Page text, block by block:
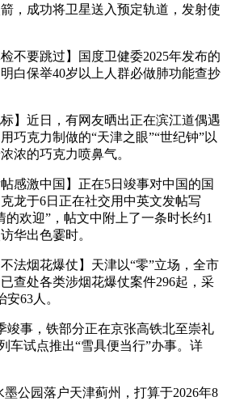
，成功将卫星送入预定轨道，发射使
要跳过】国度卫健委2025年发布的
白保举40岁以上人群必做肺功能查抄
近日，有网友晒出正在滨江道偶遇
巧克力制做的“天津之眼”“世纪钟”以
浓的巧克力喷鼻气。
激中国】正在5日竣事对中国的国
龙于6日正在社交用中英文发帖写
的欢迎”，帖文中附上了一条时长约1
华出色霎时。
烟花爆仗】天津以“零”立场，全市
查处各类涉烟花爆仗案件296起，采
63人。
事，铁部分正在京张高铁北至崇礼
车试点推出“雪具便当行”办事。详
公园落户天津蓟州，打算于2026年8